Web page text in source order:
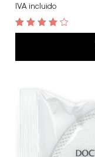
IVA incluido
4.3